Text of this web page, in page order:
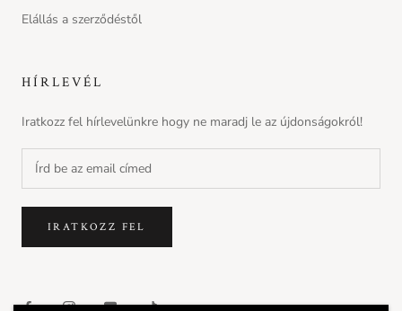
Elállás a szerződéstől
HÍRLEVÉL
Iratkozz fel hírlevelünkre hogy ne maradj le az újdonságokról!
IRATKOZZ FEL